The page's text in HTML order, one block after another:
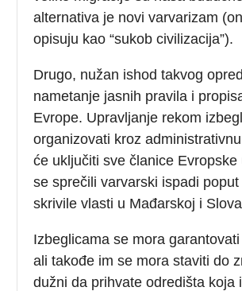
alternativa je novi varvarizam
opisuju kao “sukob civilizacija”).
Drugo, nužan ishod takvog
nametanje jasnih pravila i
Evrope. Upravljanje rekom
organizovati kroz
će uključiti sve članice Evropske
se sprečili varvarski ispadi
skrivile vlasti u Mađarskoj i
Izbeglicama se mora
ali takođe im se mora staviti do
dužni da prihvate odredišta koja